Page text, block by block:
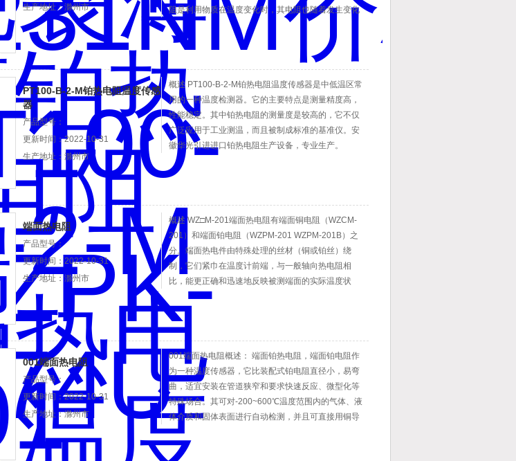
生产地址：滁州市
阻是利用物质在温度变化时，其电阻也随着发生变化
的特征来测量温度的。
PT100-B-2-M铂热电阻温度传感
器
产品型号：
更新时间：2022-10-31
生产地址：滁州市
概述 PT100-B-2-M铂热电阻温度传感器是中低温区常
用的一种温度检测器。它的主要特点是测量精度高，
性能稳定。其中铂热电阻的测量度是较高的，它不仅
广泛应用于工业测温，而且被制成标准的基准仪。安
徽华光引进进口铂热电阻生产设备，专业生产。
端面热电阻
产品型号：
更新时间：2022-10-31
生产地址：滁州市
概述 WZ□M-201端面热电阻有端面铜电阻（WZCM-
201）和端面铂电阻（WZPM-201 WZPM-201B）之
分。端面热电件由特殊处理的丝材（铜或铂丝）绕
制，它们紧巾在温度计前端，与一般轴向热电阻相
比，能更正确和迅速地反映被测端面的实际温度状
汽轮机及电机轴瓦或其它机体表面测温。
001端面热电阻
产品型号：
更新时间：2022-10-31
生产地址：滁州市
001端面热电阻概述： 端面铂热电阻，端面铂电阻作
为一种温度传感器，它比装配式铂电阻直径小，易弯
曲，适宜安装在管道狭窄和要求快速反应、微型化等
特殊场合。其可对-200~600℃温度范围内的气体、液
体介质和固体表面进行自动检测，并且可直接用铜导
线和二次仪表相连接使用，由于它具有良好的电输出
特性，可为显示仪、记录仪、调节器、扫描器、数据